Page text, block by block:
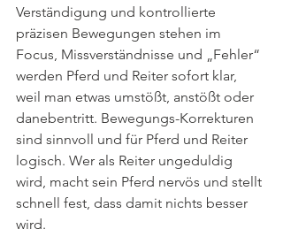
Verständigung und kontrollierte
präzisen Bewegungen stehen im
Focus, Missverständnisse und „Fehler“
werden Pferd und Reiter sofort klar,
weil man etwas umstößt, anstößt oder
danebentritt. Bewegungs-Korrekturen
sind sinnvoll und für Pferd und Reiter
logisch. Wer als Reiter ungeduldig
wird, macht sein Pferd nervös und stellt
schnell fest, dass damit nichts besser
wird.